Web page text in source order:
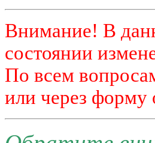
Внимание! В
состоянии
По всем
или через форму